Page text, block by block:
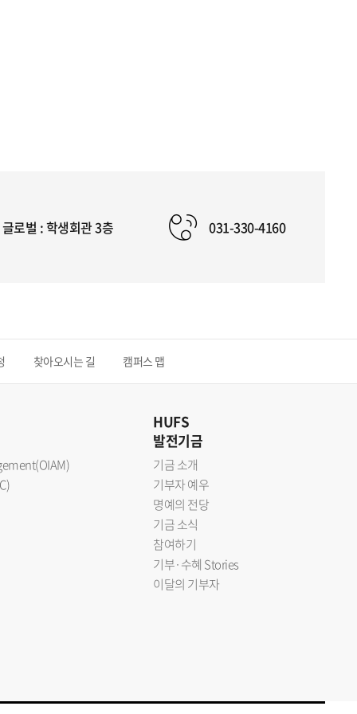
글로벌 : 학생회관 3층 031-330-4160
찾아오시는 길 캠퍼스 맵
HUFS
발전기금
기금 소개
기부자 예우
명예의 전당
기금 소식
참여하기
기부·수혜 Stories
이달의 기부자